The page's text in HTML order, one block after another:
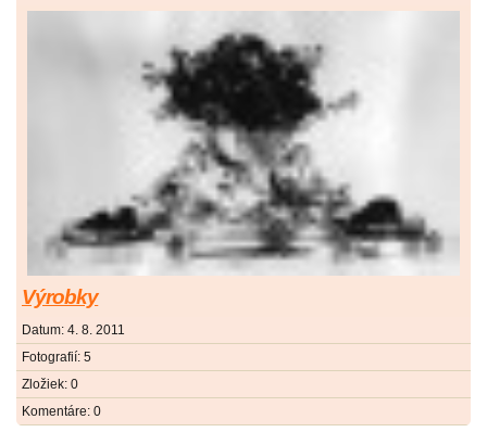
Výrobky
Datum: 4. 8. 2011
Fotografií: 5
Zložiek: 0
Komentáre: 0